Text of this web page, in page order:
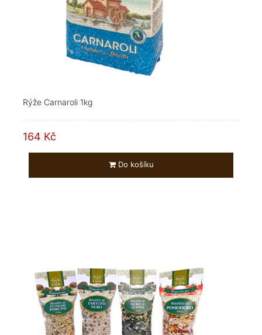
Rýže Carnaroli 1kg
164 Kč
Do košíku